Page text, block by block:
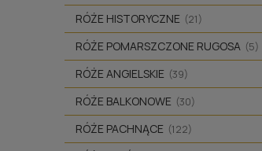
RÓŻE HISTORYCZNE (21)
RÓŻE POMARSZCZONE RUGOSA (5)
RÓŻE ANGIELSKIE (39)
RÓŻE BALKONOWE (30)
RÓŻE PACHNĄCE (122)